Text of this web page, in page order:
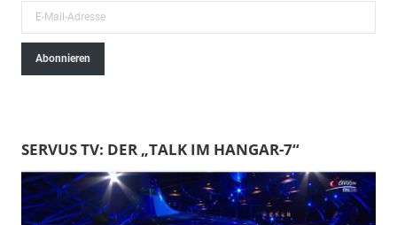
-
-
A
d
Abonnieren
SERVUS TV: DER „TALK IM HANGAR-7“